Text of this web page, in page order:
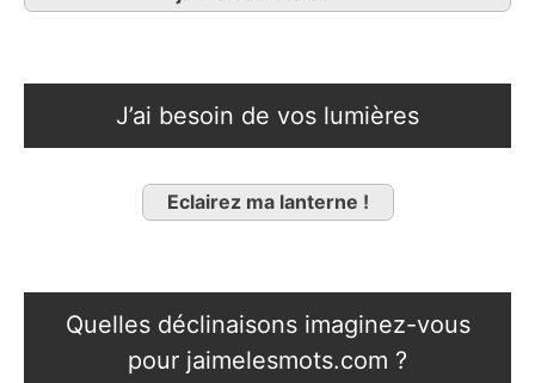
J’ai besoin de vos lumières
Eclairez ma lanterne !
Quelles déclinaisons imaginez-vous
pour jaimelesmots.com ?